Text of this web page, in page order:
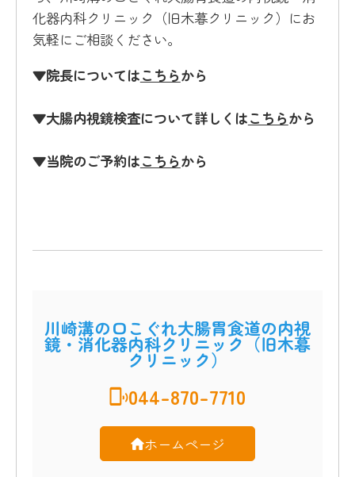
化器内科クリニック（旧木暮クリニック）にお
気軽にご相談ください。
▼院長についてはこちらから
▼大腸内視鏡検査について詳しくはこちらから
▼当院のご予約はこちらから
川崎溝の口こぐれ大腸胃食道の内視
鏡・消化器内科クリニック（旧木暮
クリニック）
044-870-7710
ホームページ